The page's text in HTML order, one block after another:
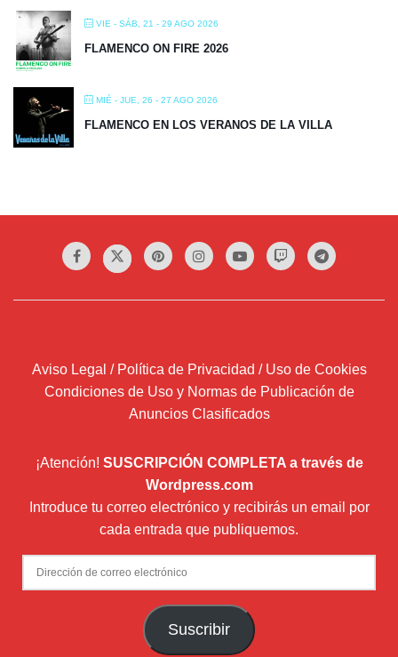
VIE - SÁB, 21 - 29 AGO 2026
FLAMENCO ON FIRE 2026
MIÉ - JUE, 26 - 27 AGO 2026
FLAMENCO EN LOS VERANOS DE LA VILLA
Aviso Legal / Política de Privacidad / Uso de Cookies
Condiciones de Uso y Normas de Publicación de
Anuncios Clasificados
¡Atención! SUSCRIPCIÓN COMPLETA a través de
Wordpress.com
Introduce tu correo electrónico y recibirás un email por
cada entrada que publiquemos.
Dirección
de
Suscribir